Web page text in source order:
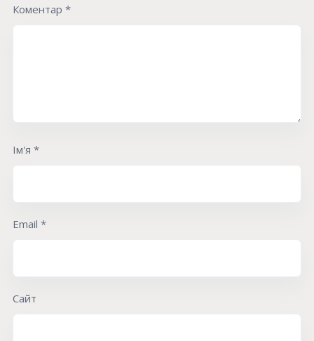
Коментар *
Ім'я *
Email *
Сайт